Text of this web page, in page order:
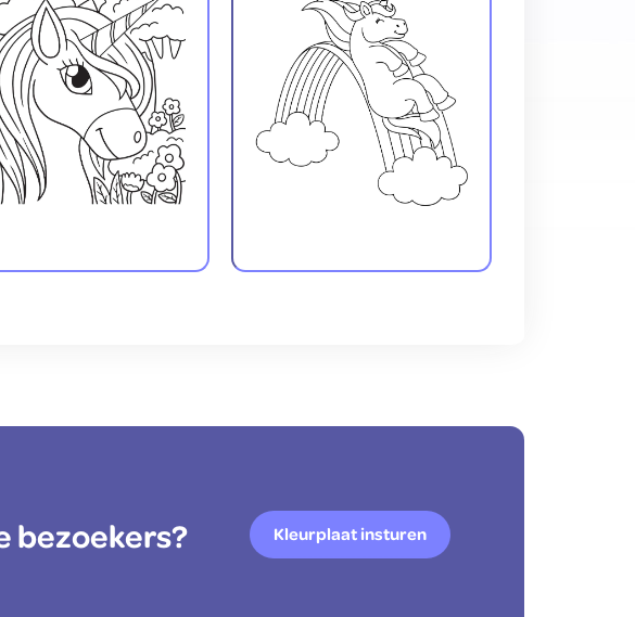
bezoekers? Kleurplaat insturen